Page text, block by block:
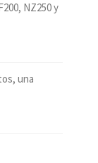
NZ250 y
una